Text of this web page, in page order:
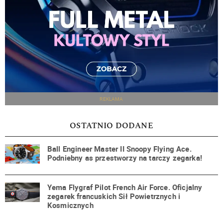
REKLAMA
OSTATNIO DODANE
Ball Engineer Master II Snoopy Flying Ace.
Podniebny as przestworzy na tarczy zegarka!
Yema Flygraf Pilot French Air Force. Oficjalny
zegarek francuskich Sił Powietrznych i
Kosmicznych